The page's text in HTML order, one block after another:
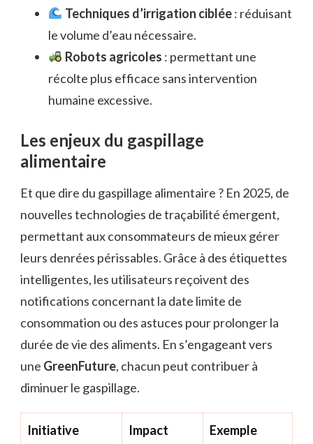
Techniques d’irrigation ciblée: réduisant
le volume d’eau nécessaire.
Robots agricoles : permettant une
récolte plus efficace sans intervention
humaine excessive.
Les enjeux du gaspillage
alimentaire
Et que dire du gaspillage alimentaire ? En 2025, de
nouvelles technologies de traçabilité émergent,
permettant aux consommateurs de mieux gérer
leurs denrées périssables. Grâce à des étiquettes
intelligentes, les utilisateurs reçoivent des
notifications concernant la date limite de
consommation ou des astuces pour prolonger la
durée de vie des aliments. En s’engageant vers
une GreenFuture, chacun peut contribuer à
diminuer le gaspillage.
Initiative Impact Exemple